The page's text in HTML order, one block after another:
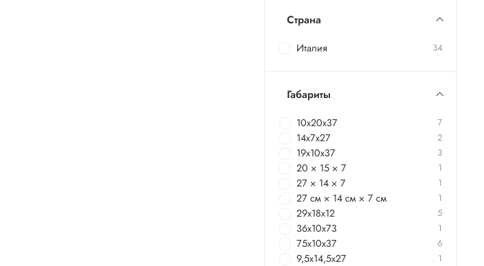
Страна
Италия 34
Габариты
10х20х37 7
14х7х27 2
19х10х37 3
20 × 15 × 7 1
27 × 14 × 7 1
27 см × 14 см × 7 см 1
29х18х12 5
36х10х73 1
75х10х37 6
9,5х14,5х27 1